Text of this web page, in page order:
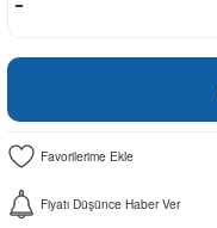
Fiyatı Düşünce Haber Ver